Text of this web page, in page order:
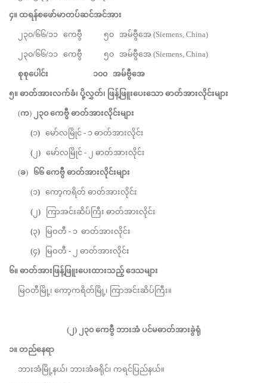
၄။ ထရန်စဖော်မာတပ်ဆင်အင်အား
၂၃၀/၆၆/၁၁ ကေဗွီ ၅၀ အမ်ဗွီအေ (Siemens, China)
၂၃၀/၆၆/၁၁ ကေဗွီ ၅၀ အမ်ဗွီအေ (Siemens, China)
စုစုပေါင်း ၁၀၀ အမ်ဗွီအေ
၅။ ဓာတ်အားလက်ခံ၊ ပို့လွှတ်၊ ဖြန့်ဖြူးပေးသော ဓာတ်အားလိုင်းများ
(က) ၂၃၀ ကေဗွီ ဓာတ်အားလိုင်းများ
(၁) မော်လမြိုင် - ၁ ဓာတ်အားလိုင်း
( ၂) မော်လမြိုင် - ၂ ဓာတ်အားလိုင်း
(ခ) ၆၆ ကေဗွီ ဓာတ်အားလိုင်းများ
(၁) ကော့ကရိတ် ဓာတ်အားလိုင်း
( ၂) ကြာအင်းဆိပ်ကြီး ဓာတ်အားလိုင်း
(၃) မြဝတီ - ၁ ဓာတ်အားလိုင်း
(၄) မြဝတီ - ၂ ဓာတ်အားလိုင်း
၆။ ဓာတ်အားဖြန့်ဖြူးပေးထားသည့် ဒေသများ
မြဝတီမြို့၊ ကော့ကရိတ်မြို့၊ ကြာအင်းဆိပ်ကြီး။
(၂) ၂၃၀ ကေဗွီ ဘားအံ ပင်မဓာတ်အားခွဲရုံ
၁။ တည်နေရာ
ဘားအံမြို့နယ်၊ ဘားအံခရိုင်၊ ကရင်ပြည်နယ်။